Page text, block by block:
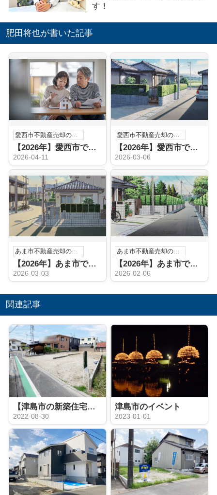
す！
肥田将也が書いた記事
愛西市不動産売却のこと
【2026年】愛西市で不動産買取を急ぐ方へ 信頼できる専門業者は 現金化を焦らず進める選び方と査定の流れ
2026-04-11
【2026年】愛西市で実家の売却を考えていますか 買取業者選びや流れも紹介
2026-03-06
あま市不動産売却のこと
【2026年】あま市で実家相続後の買取手続きとは？売却までの流れや必要書類も解説
2026-03-03
【2026年】あま市で実家を相続した方必見！売却方法や注意点を詳しく解説
2026-02-06
関連記事
【津島市の新築住宅】 ゆとりの敷地80坪♪津島市南本町 全２棟
2022-08-30
津島市のイベント
2023-01-01